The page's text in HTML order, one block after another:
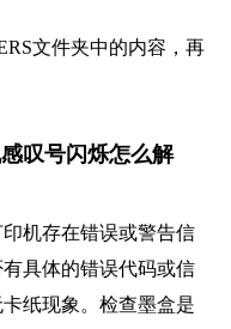
文件夹中的内容，再
叹号闪烁怎么解
机存在错误或警告信
具体的错误代码或信
纸现象。检查墨盒是